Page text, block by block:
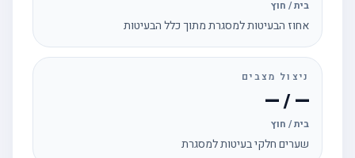
בית / חוץ
אחוז הבעיטות למסגרת מתוך כלל הבעיטות
ניצול מצבים
— / —
בית / חוץ
שערים חלקי בעיטות למסגרת